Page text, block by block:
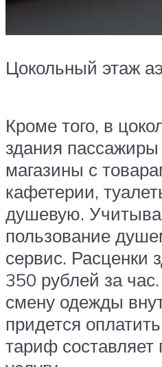
Цокольный этаж
Кроме того, в
здания
магазины с
кафетерии,
душевую.
пользование
сервис. Расценки
350 рублей за
смену одежды
придется
тариф составляет